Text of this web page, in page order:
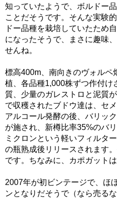
知っていたようで、ボルドー
ことだそうです。そんな実験
ドー品種を栽培していたため
になったそうで、まさに趣味
せんね。
標高400m、南向きのヴォルペ
植、各品種1,000株ずつ作付け
質、少量のガレストロと泥質
で収穫されたブドウ達は、セ
アルコール発酵の後、バリッ
が施され、新樽比率35%のバ
ミクロンという軽いフィルタ
の瓶熟成後リリースされます
です。ちなみに、カポガット
2007年が初ビンテージで、ほ
ンとなりだそうで（なら売る